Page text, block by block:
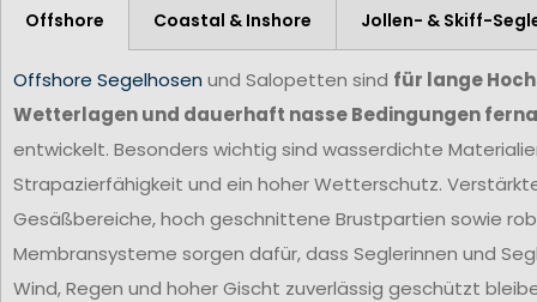
Offshore Coastal & Inshore Jollen- & Skiff-
Offshore Segelhosen und Salopetten sind für lange
Wetterlagen und dauerhaft nasse Bedingungen
entwickelt. Besonders wichtig sind wasserdichte
Strapazierfähigkeit und ein hoher Wetterschutz.
Gesäßbereiche, hoch geschnittene Brustpartien sowie
Membransysteme sorgen dafür, dass Seglerinnen und
Wind, Regen und hoher Gischt zuverlässig geschützt